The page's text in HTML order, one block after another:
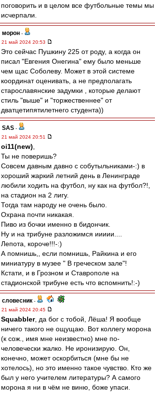
поговорить и в целом все футбольные темы мы
исчерпали.
морон -
21 май 2024 20:53
Это сейчас Пушкину 225 от роду, а когда он
писал "Евгения Онегина" ему было меньше
чем щас Соболеву. Может в этой системе
координат оценивать, а не предполагать
старославянские задумки , которые делают
стиль "выше" и "торжественнее" от
дватцетипятилетнего студента))
SAS -
21 май 2024 20:51
oi11(new)
Ты не поверишь?
Совсем давным давно с собутыльниками-:) в
хороший жаркий летний день в Ленинграде
любили ходить на футбол, ну как на футбол?!,
на стадион на 2 лигу.
Тогда там народу не очень было.
Охрана почти никакая.
Пиво из бочки именно в бидончик.
Ну и на трибуне разложимся иииии....
Лепота, короче!!!-:)
А помнишь,, если помнишь, Райкина и его
миниатуру в музее " В греческом зале"!
Кстати, и в Грозном и Ставрополе на
стадионской трибуне есть что вспомнить!:-)
словесник -
21 май 2024 20:45
Squabbler, да бог с тобой, Лёша! Я вообще
ничего такого не ощущаю. Вот коллегу морона
(к сож., имя мне неизвестно) мне по-
человечески жалко. Не иронизирую. Он,
конечно, может оскорбиться (мне бы не
хотелось), но это именно такое чувство. Кто же
был у него учителем литературы? А самого
морона я ни в чём не виню, боже упаси.